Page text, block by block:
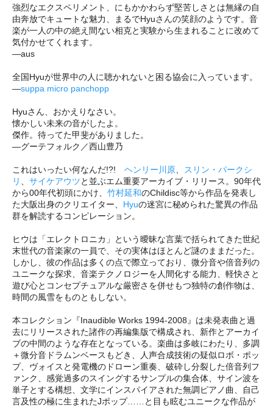
強烈なエクスペリメント、にもかかわらず堅苦しさとは無縁の自
由奔放でキュートな魅力、まるでHyuさんの笑顔のようです。音
楽が一人の中の絶え間ない相克と実験から生まれることに改めて
気付かせてくれます。
―aus
全国Hyuが世界中の人に聴かれないと困る協会に入っています。
―suppa micro panchopp
Hyuさん、おかえりなさい。
懐かしい未来の音がしたよ。
傑作。待ってた甲斐がありました。
―グーテフォルク／西山豊乃
これはいったい何なんだ!?! ヘンリー川原
スリン・パークシ
リ
サイケアウツと並ぶエム重要アーカイブ・リリース。90年代
から00年代初頭にかけ、 竹村延和のChildisc等から作品を発表し
た大阪出身のクリエイター、 Hyuの迷宮に秘められた驚異の作品
群を解読するコンピレーション。
ヒウは「エレクトロニカ」という曖昧な言葉で括られてきた世紀
末世代の音楽家の一員で、その実体はほとんど謎のままだった。
しかし、彼の作品は多くの点で際立っており、微分音や倍音列の
ユニークな探求、音楽テクノロジーを人間化する能力、軽快さと
遊び心とコンセプチュアルな厳密さを併せもつ独特の創作物は、
時間の風雪をものともしない。
本コレクション『Inaudible Works 1994-2008』は未発表曲と過
去にリリースされた諸作の再編集版で構成され、新作とアーカイ
ブの中間のような存在となっている。楽曲は多岐にわたり、多調
＋微分音ドラムンベースもどき、人声合成技術の疑似ロボ・ポッ
プ、ヴォイスと発電機のドローン重奏、破砕し分裂した倍音列フ
ァンク、感覚過多のスイングするサンプルの集合体、サイン波を
単子とする構想、文学にインスパイアされた無調ピアノ曲、自己
言及性の極に生まれたJポップ……と目も眩むユニークな作品が